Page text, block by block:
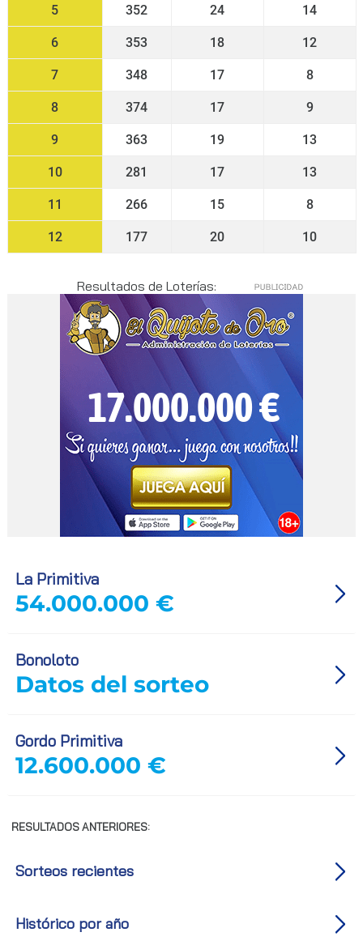
5 352 24 14
6 353 18 12
7 348 17 8
8 374 17 9
9 363 19 13
10 281 17 13
11 266 15 8
12 177 20 10
Resultados de Loterías:
La Primitiva
54.000.000 €
Bonoloto
Datos del sorteo
Gordo Primitiva
12.600.000 €
RESULTADOS ANTERIORES:
Sorteos recientes
Histórico por año